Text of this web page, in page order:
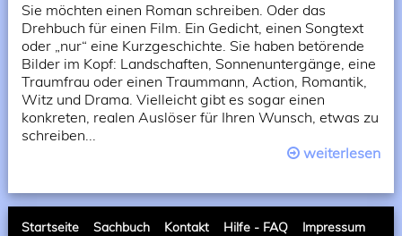
Sie möchten einen Roman schreiben. Oder das
Drehbuch für einen Film. Ein Gedicht, einen Songtext
oder „nur“ eine Kurzgeschichte. Sie haben betörende
Bilder im Kopf: Landschaften, Sonnenuntergänge, eine
Traumfrau oder einen Traummann, Action, Romantik,
Witz und Drama. Vielleicht gibt es sogar einen
konkreten, realen Auslöser für Ihren Wunsch, etwas zu
schreiben...
weiterlesen
Startseite Sachbuch Kontakt Hilfe - FAQ Impressum